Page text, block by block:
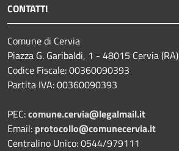
CONTATTI
Comune di Cervia
Piazza G. Garibaldi, 1 - 48015 Cervia (RA)
Codice Fiscale: 00360090393
Partita IVA: 00360090393
PEC:comune.cervia@legalmail.it
Email: protocollo@comunecervia.it
Centralino Unico: 0544/979111